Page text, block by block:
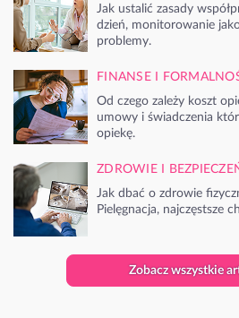
Jak ustalić zasady
dzień, monitorowanie
problemy.
FINANSE I
Od czego zależy koszt
umowy i świadczenia
opiekę.
ZDROWIE I
Jak dbać o zdrowie
Pielęgnacja, najczęstsze
Zobacz wszystkie